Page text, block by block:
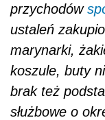
przychodów
ustaleń
marynarki,
koszule, buty
brak też
służbowe o